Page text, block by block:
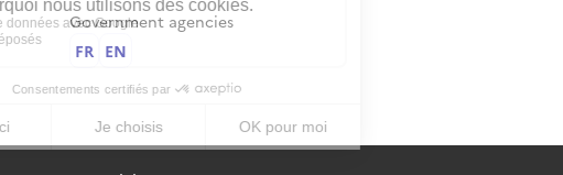
Government agencies
FR EN